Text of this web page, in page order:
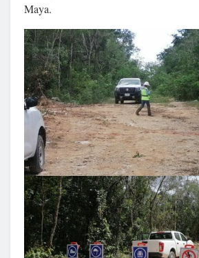
Maya.